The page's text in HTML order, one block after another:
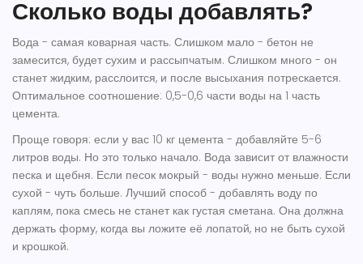
Сколько воды добавлять?
Вода - самая коварная часть. Слишком мало - бетон не
замесится, будет сухим и рассыпчатым. Слишком много - он
станет жидким, расслоится, и после высыхания потрескается.
Оптимальное соотношение: 0,5-0,6 части воды на 1 часть
цемента.
Проще говоря: если у вас 10 кг цемента - добавляйте 5-6
литров воды. Но это только начало. Вода зависит от влажности
песка и щебня. Если песок мокрый - воды нужно меньше. Если
сухой - чуть больше. Лучший способ - добавлять воду по
каплям, пока смесь не станет как густая сметана. Она должна
держать форму, когда вы ложите её лопатой, но не быть сухой
и крошкой.